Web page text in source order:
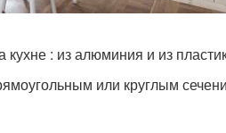
: из алюминия и из
или круглым